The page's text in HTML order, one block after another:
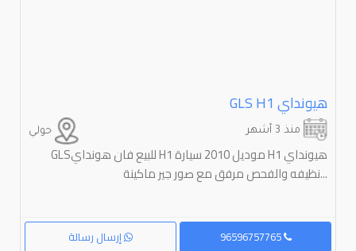
هيونداي ⁦H1⁩ ⁦GLS
حولي منذ 3 أشهر
هيونداي ⁦H1⁩ ⁦GLSللبيع فان هونداي H1 موديل 2010 سيارة
نظيفه والفحص مرفق مع صور جير ماكينة...
إرسال رسالة 96596757765